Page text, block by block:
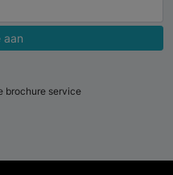
aan
brochure service